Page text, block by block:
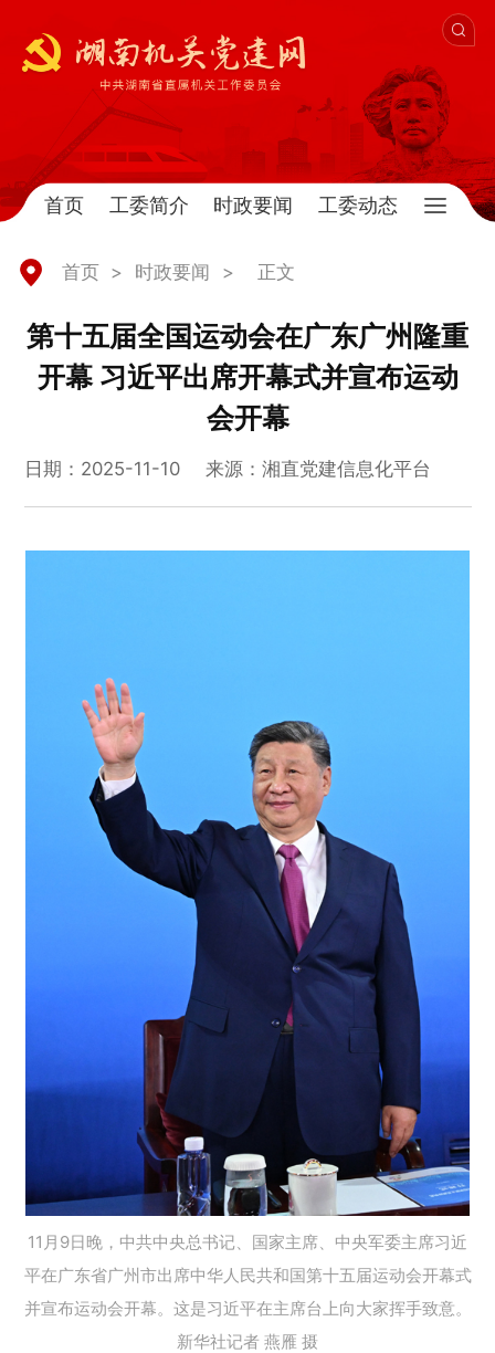
首页 工委简介 时政要闻 工委动态
首页 > 时政要闻 > 正文
第十五届全国运动会在广东广州隆重
开幕 习近平出席开幕式并宣布运动
会开幕
日期：2025-11-10 来源：湘直党建信息化平台
11月9日晚，中共中央总书记、国家主席、中央军委主席习近
平在广东省广州市出席中华人民共和国第十五届运动会开幕式
并宣布运动会开幕。这是习近平在主席台上向大家挥手致意。
新华社记者 燕雁 摄